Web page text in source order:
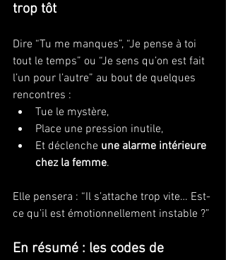
trop tôt
Dire “Tu me manques”, “Je pense à toi
tout le temps” ou “Je sens qu’on est fait
l’un pour l’autre” au bout de quelques
rencontres :
Tue le mystère,
Place une pression inutile,
Et déclenche une alarme intérieure
chez la femme.
Elle pensera : “Il s’attache trop vite… Est-
ce qu’il est émotionnellement instable ?”
En résumé : les codes de